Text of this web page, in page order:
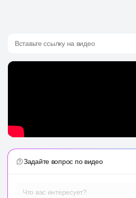
Вставьте ссылку на видео
Задайте вопрос по видео
Что вас интересует?